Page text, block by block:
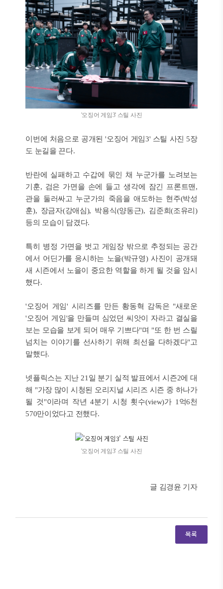
'오징어 게임3' 스틸 사진
이번에 처음으로 공개된 '오징어 게임3' 스틸 사진 5장
도 눈길을 끈다.
반란에 실패하고 수갑에 묶인 채 누군가를 노려보는
기훈, 검은 가면을 손에 들고 생각에 잠긴 프론트맨,
관을 둘러싸고 누군가의 죽음을 애도하는 현주(박성
훈), 장금자(강애심), 박용식(양동근), 김준희(조유리)
등의 모습이 담겼다.
특히 병정 가면을 벗고 게임장 밖으로 추정되는 공간
에서 어딘가를 응시하는 노을(박규영) 사진이 공개돼
새 시즌에서 노을이 중요한 역할을 하게 될 것을 암시
했다.
'오징어 게임' 시리즈를 만든 황동혁 감독은 "새로운
'오징어 게임'을 만들며 심었던 씨앗이 자라고 결실을
보는 모습을 보게 되어 매우 기쁘다"며 "또 한 번 스릴
넘치는 이야기를 선사하기 위해 최선을 다하겠다"고
말했다.
넷플릭스는 지난 21일 분기 실적 발표에서 시즌2에 대
해 "가장 많이 시청된 오리지널 시리즈 시즌 중 하나가
될 것"이라며 작년 4분기 시청 횟수(view)가 1억6천
570만이었다고 전했다.
'오징어 게임3' 스틸 사진
글 김경윤 기자